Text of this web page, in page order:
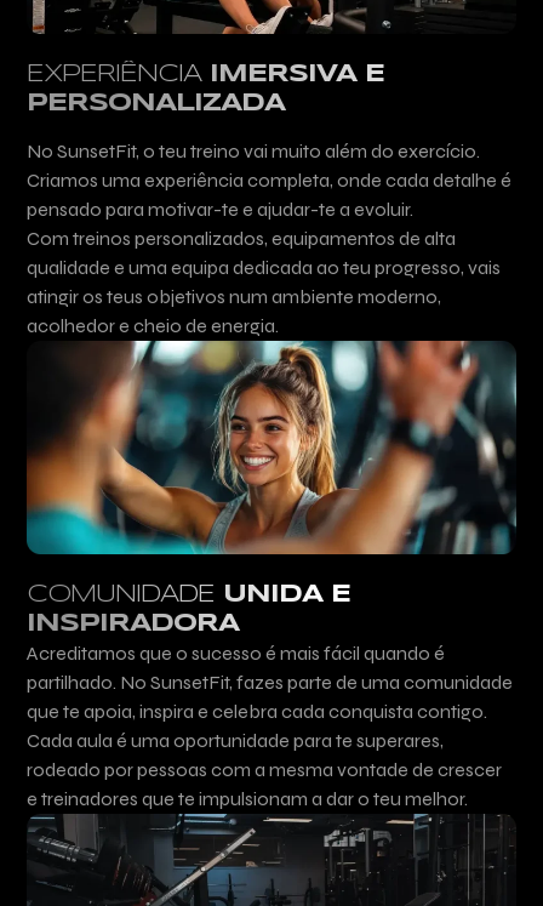
EXPERIÊNCIA
IMERSIVA E
PERSONALIZADA
No SunsetFit, o teu treino vai muito além do exercício.
Criamos uma experiência completa, onde cada detalhe é
pensado para motivar-te e ajudar-te a evoluir.
Com treinos personalizados, equipamentos de alta
qualidade e uma equipa dedicada ao teu progresso, vais
atingir os teus objetivos num ambiente moderno,
acolhedor e cheio de energia.
COMUNIDADE UNIDA E
INSPIRADORA
Acreditamos que o sucesso é mais fácil quando é
partilhado. No SunsetFit, fazes parte de uma comunidade
que te apoia, inspira e celebra cada conquista contigo.
Cada aula é uma oportunidade para te superares,
rodeado por pessoas com a mesma vontade de crescer
e treinadores que te impulsionam a dar o teu melhor.